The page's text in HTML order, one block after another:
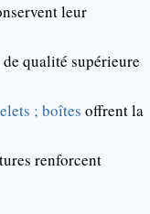
leur
qualité supérieure
; boîtes offrent la
renforcent